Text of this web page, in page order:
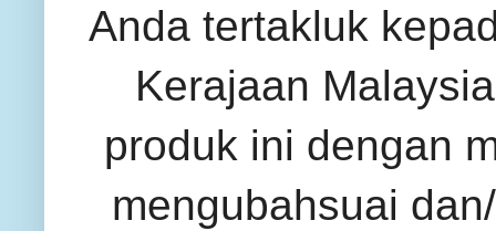
Anda tertakluk
Kerajaan
produk ini dengan
mengubahsuai